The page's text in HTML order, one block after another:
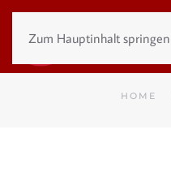
Zum Hauptinhalt springen
HOME